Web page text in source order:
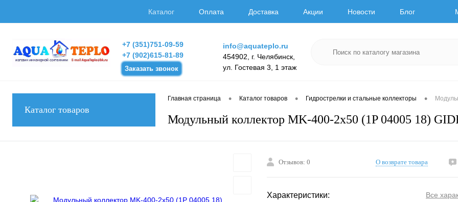
Каталог Оплата Доставка Акции Новости Блог
+7 (351)751-09-59
+7 (902)615-81-89
Заказать звонок
info@aquateplo.ru
454902, г. Челябинск,
ул. Гостевая 3, 1 этаж
Каталог товаров
Главная страница • Каталог товаров • Гидрострелки и стальные коллекторы •
Модульный коллектор MK-400-2x50 (1P 04005 18)
Отзывов: 0 О возврате товара
Характеристики: Все